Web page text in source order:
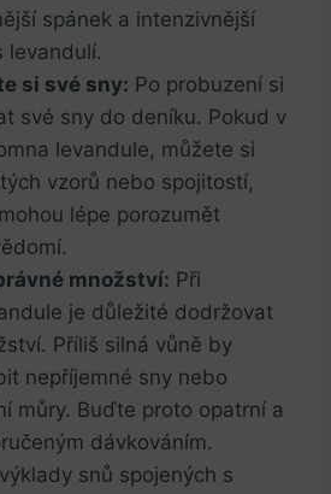
spánek a intenzivnější
levandulí.
si své sny: Po probuzení si
své sny do deníku. Pokud v
levandule, můžete si
vzorů nebo spojitostí,
lépe porozumět
množství: Při
je důležité dodržovat
Příliš silná vůně by
nepříjemné sny nebo
můry. Buďte proto opatrní a
dávkováním.